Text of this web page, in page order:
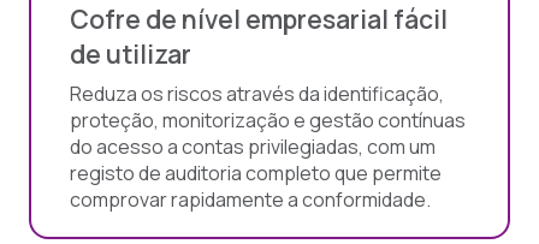
Cofre de nível empresarial fácil
de utilizar
Reduza os riscos através da identificação,
proteção, monitorização e gestão contínuas
do acesso a contas privilegiadas, com um
registo de auditoria completo que permite
comprovar rapidamente a conformidade.